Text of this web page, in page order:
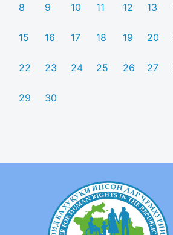
8 9 10 11 12 13
15 16 17 18 19 20
22 23 24 25 26 27
29 30